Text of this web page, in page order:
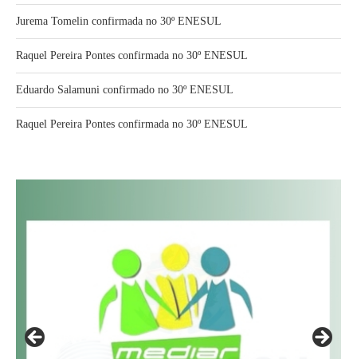
Jurema Tomelin confirmada no 30º ENESUL
Raquel Pereira Pontes confirmada no 30º ENESUL
Eduardo Salamuni confirmado no 30º ENESUL
Raquel Pereira Pontes confirmada no 30º ENESUL